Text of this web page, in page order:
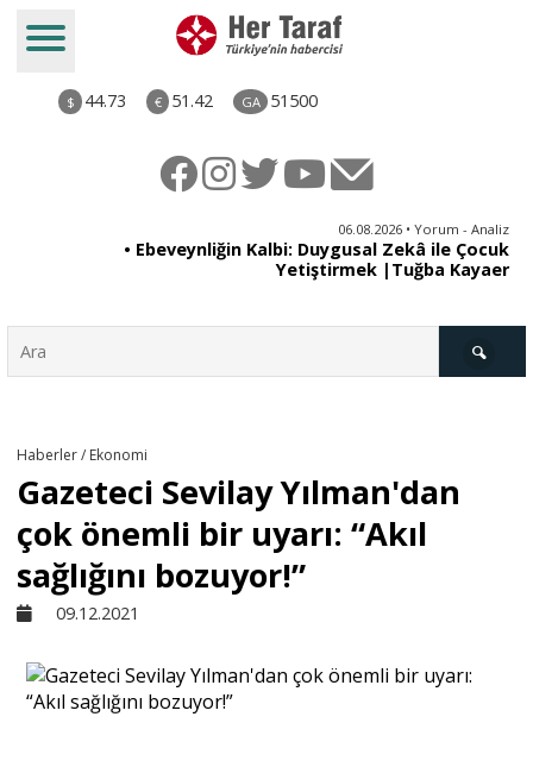
$ 44.73 € 51.42 GA 51500
06.08.2026 • Yorum - Analiz
• Ebeveynliğin Kalbi: Duygusal Zekâ ile Çocuk
Yetiştirmek |Tuğba Kayaer
Derkenar
Sivil Toplum
Kültür - Sanat
Haberler / Ekonomi
Gazeteci Sevilay Yılman'dan
çok önemli bir uyarı: “Akıl
sağlığını bozuyor!”
09.12.2021